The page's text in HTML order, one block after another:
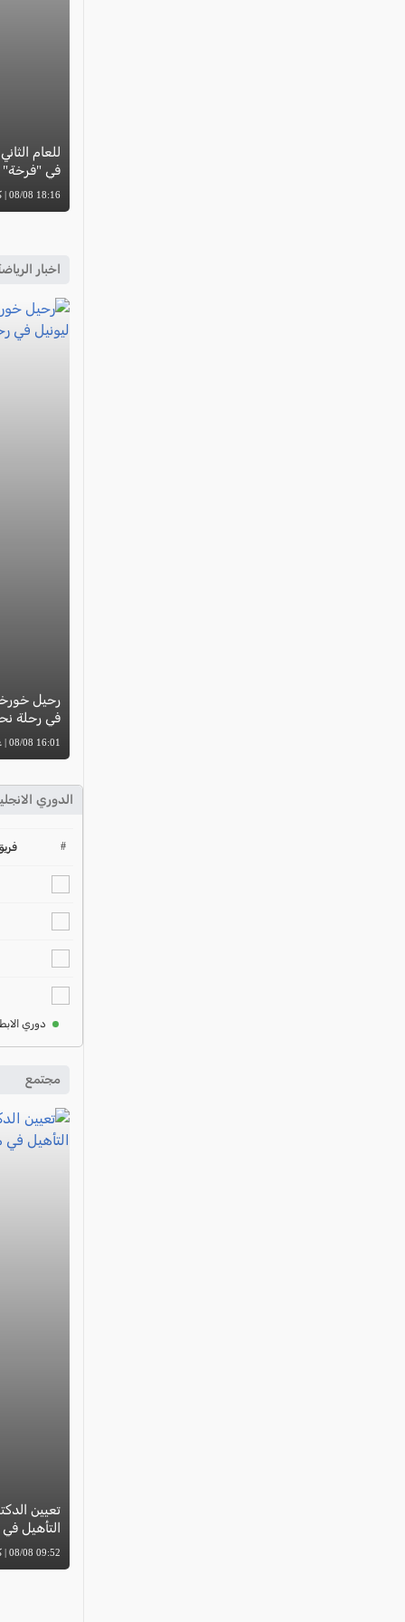
للعام
في "فرخة"
18:16 08/08 | كل العرب
اخبار
رحيل
في رحلة
16:01 08/08 | غزال أبو ريا
الدوري
#
دوري
مجتمع
تعيين
التأهيل
09:52 08/08 | كل العرب